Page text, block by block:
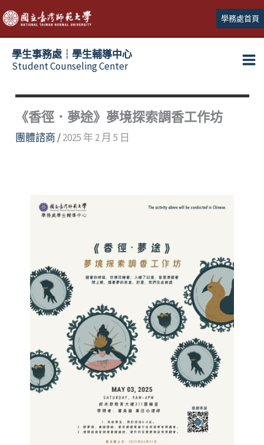
跳
至
主
學務處首頁
學生事務處┆學生輔導中心
Student Counseling Center
《香徑．夢途》夢境探索調香工作坊
團體諮商 /2025 年 2 月 5 日